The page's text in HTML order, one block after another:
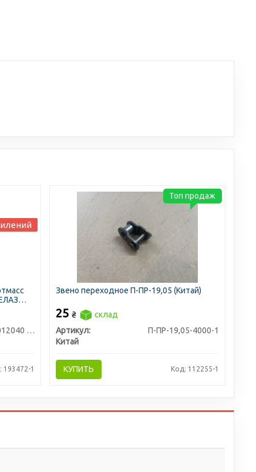
СМД-31А-1012040 (СМД-31А-10120
193472-1
Звено переходное П-ПР-19,05 (Китай)
25₴
склад
Артикул:
П-ПР-19,05-4000-1
Китай
КУПИТЬ Код: 112255-1
Топ продаж